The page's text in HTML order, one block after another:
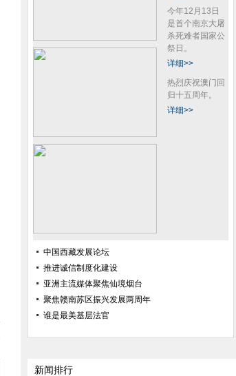
今年12月13日
是首个南京大屠
杀死难者国家公
祭日。
详细>>
热烈庆祝澳门回
归十五周年。
详细>>
中国西藏发展论坛
推进诚信制度化建设
亚洲主流媒体聚焦仙境烟台
聚焦赣南苏区振兴发展两周年
谁是最美基层法官
新闻排行